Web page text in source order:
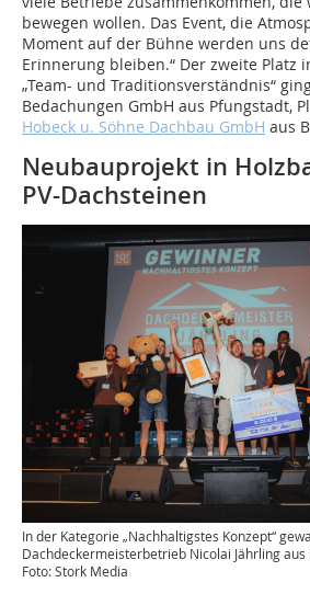
bewegen wollen. Das Event, die
Moment auf der Bühne werden uns
Erinnerung bleiben.“ Der zweite Platz
„Team- und Traditionsverständnis“
Bedachungen GmbH aus Pfungstadt,
Hobeck u. Söhne Dachbau GmbH aus
Neubauprojekt in
PV-Dachsteinen
In der Kategorie „Nachhaltigstes Konzept“
Dachdeckermeisterbetrieb Nicolai Jährling
Foto: Stork Media